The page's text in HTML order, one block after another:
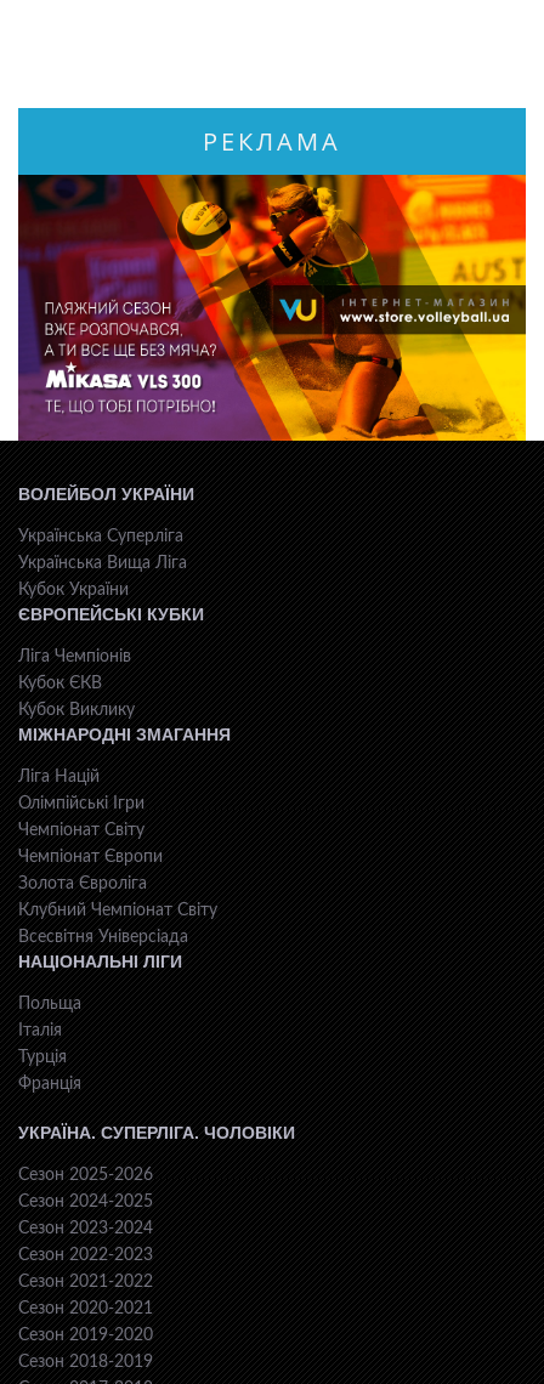
РЕКЛАМА
ВОЛЕЙБОЛ УКРАЇНИ
Українська Суперліга
Українська Вища Ліга
Кубок України
ЄВРОПЕЙСЬКІ КУБКИ
Ліга Чемпіонів
Кубок ЄКВ
Кубок Виклику
МІЖНАРОДНІ ЗМАГАННЯ
Ліга Націй
Олімпійські Ігри
Чемпіонат Світу
Чемпіонат Європи
Золота Євроліга
Клубний Чемпіонат Світу
Всесвiтня Унiверсiaда
НАЦІОНАЛЬНІ ЛІГИ
Польща
Італія
Турція
Франція
УКРАЇНА. СУПЕРЛІГА. ЧОЛОВІКИ
Сезон 2025-2026
Сезон 2024-2025
Сезон 2023-2024
Сезон 2022-2023
Сезон 2021-2022
Сезон 2020-2021
Сезон 2019-2020
Сезон 2018-2019